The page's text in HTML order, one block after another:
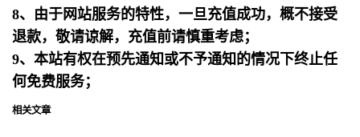
8、由于网站服务的特性，一旦充值成功，概不接受
退款，敬请谅解，充值前请慎重考虑；
9、本站有权在预先通知或不予通知的情况下终止任
何免费服务；
相关文章